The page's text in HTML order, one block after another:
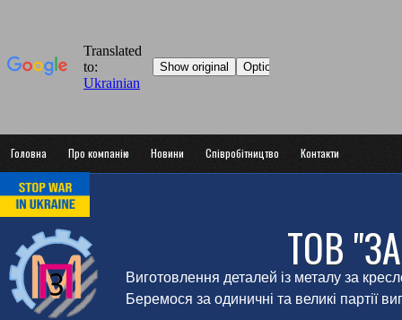
Головна Про компанію Новини Співробітництво Контакти
ТОВ
Виготовлення деталей із металу за
Беремося за одиничні та великі партії